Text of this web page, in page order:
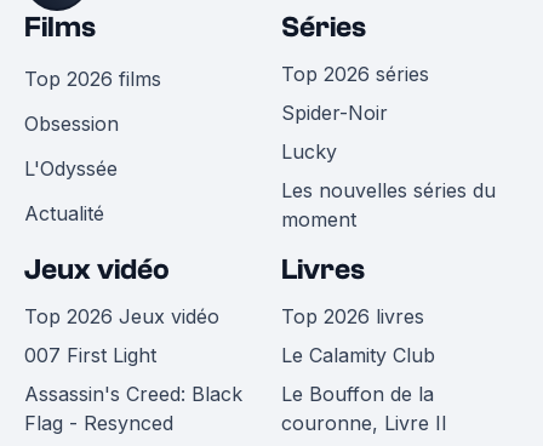
Films
Top 2026 films
Obsession
L'Odyssée
Actualité
Séries
Top 2026 séries
Spider-Noir
Lucky
Les nouvelles séries du
moment
Jeux vidéo
Top 2026 Jeux vidéo
007 First Light
Assassin's Creed: Black
Flag - Resynced
Livres
Top 2026 livres
Le Calamity Club
Le Bouffon de la
couronne, Livre II